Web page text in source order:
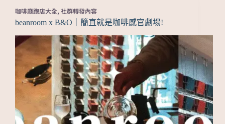
咖啡廳跑店大全, 社群轉發內容
beanroom x B&O｜簡直就是咖啡感官劇場!